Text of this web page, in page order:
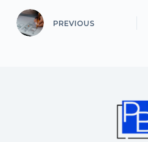
PREVIOUS